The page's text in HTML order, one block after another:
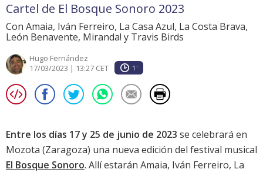
Cartel de El Bosque Sonoro 2023
Con Amaia, Iván Ferreiro, La Casa Azul, La Costa Brava,
León Benavente, Miranda! y Travis Birds
Hugo Fernández
17/03/2023 | 13:27 CET
1'
Entre los días 17 y 25 de junio de 2023 se celebrará en
Mozota (Zaragoza) una nueva edición del festival musical
El Bosque Sonoro. Allí estarán Amaia, Iván Ferreiro, La